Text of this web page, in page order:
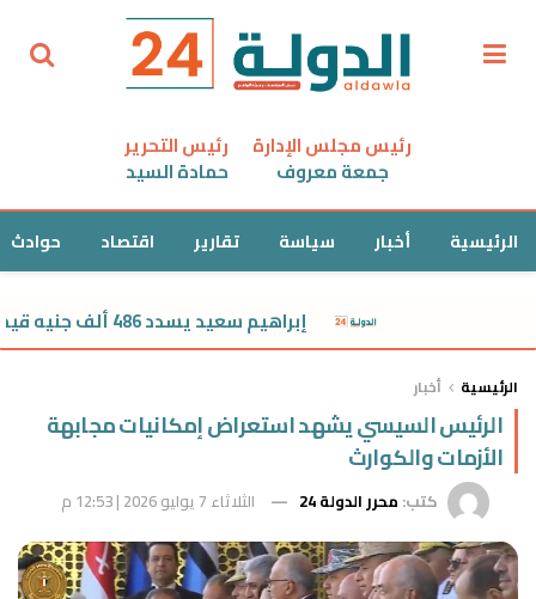
رئيس مجلس الإدارة
جمعة معروف
رئيس التحرير
حمادة السيد
الرئيسية أخبار سياسة تقارير اقتصاد حوادث
إبراهيم سعيد يسدد 486 ألف جنيه قيمة النفقة لطليقته
الرئيسية أخبار
الرئيس السيسي يشهد استعراض إمكانيات مجابهة
الأزمات والكوارث
كتب: محرر الدولة 24 الثلاثاء 7 يوليو 2026 | 12:53 م